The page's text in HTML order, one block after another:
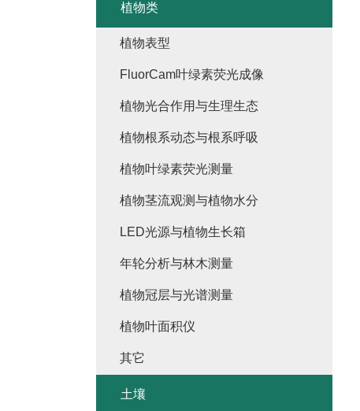
植物类
植物表型
FluorCam叶绿素荧光成像
植物光合作用与生理生态
植物根系动态与根系呼吸
植物叶绿素荧光测量
植物茎流观测与植物水分
LED光源与植物生长箱
年轮分析与林木测量
植物冠层与光谱测量
植物叶面积仪
其它
土壤